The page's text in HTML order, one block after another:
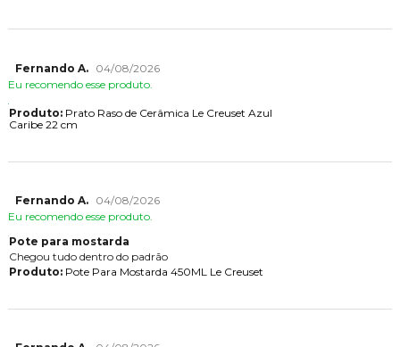
Fernando A.
04/08/2026
Eu recomendo esse produto.
Produto:Prato Raso de Cerâmica Le Creuset Azul
Caribe 22 cm
Fernando A.
04/08/2026
Eu recomendo esse produto.
Pote para mostarda
Chegou tudo dentro do padrão
Produto:Pote Para Mostarda 450ML Le Creuset